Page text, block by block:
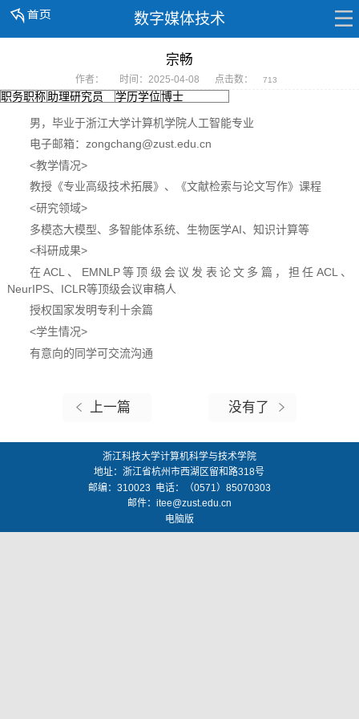
数字媒体技术
宗畅
作者： 时间：2025-04-08 点击数： 713
职务职称 助理研究员 学历学位博士
男，毕业于浙江大学计算机学院人工智能专业
电子邮箱：zongchang@zust.edu.cn
<教学情况>
教授《专业高级技术拓展》、《文献检索与论文写作》课程
<研究领域>
多模态大模型、多智能体系统、生物医学AI、知识计算等
<科研成果>
在ACL、EMNLP等顶级会议发表论文多篇，担任ACL、
NeurIPS、ICLR等顶级会议审稿人
授权国家发明专利十余篇
<学生情况>
有意向的同学可交流沟通
上一篇 没有了
浙江科技大学计算机科学与技术学院
地址：浙江省杭州市西湖区留和路318号
邮编： 310023 电话：（0571）85070303
邮件： itee@zust.edu.cn
电脑版